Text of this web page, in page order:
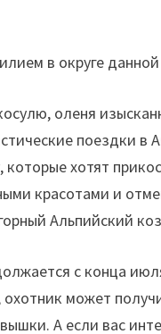
в округе
оленя
поездки в
хотят
красотами и
Альпийский
с конца
может
А если вас